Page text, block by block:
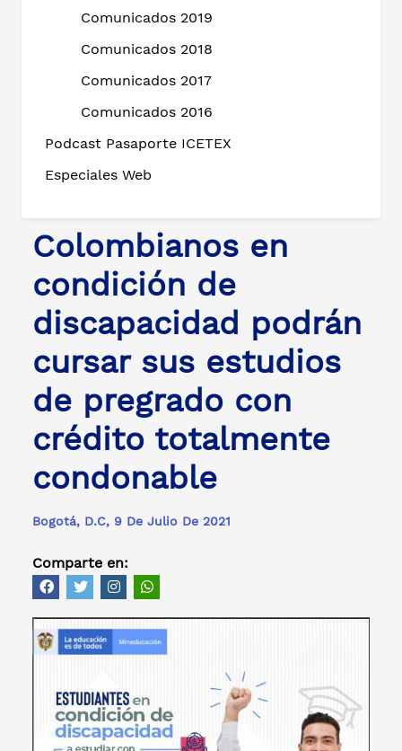
Comunicados 2019
Comunicados 2018
Comunicados 2017
Comunicados 2016
Podcast Pasaporte ICETEX
Especiales Web
Colombianos en
condición de
discapacidad podrán
cursar sus estudios
de pregrado con
crédito totalmente
condonable
Bogotá, D.C, 9 De Julio De 2021
Comparte en: